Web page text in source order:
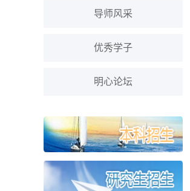
导师风采
优秀学子
明心论坛